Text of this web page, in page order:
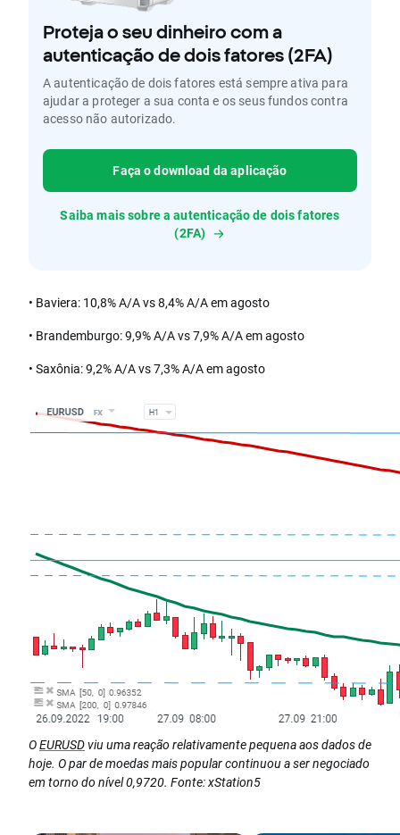
Proteja o seu dinheiro com a
autenticação de dois fatores (2FA)
A autenticação de dois fatores está sempre ativa para
ajudar a proteger a sua conta e os seus fundos contra
acesso não autorizado.
Faça o download da aplicação
Saiba mais sobre a autenticação de dois fatores
(2FA)
• Baviera: 10,8% A/A vs 8,4% A/A em agosto
• Brandemburgo: 9,9% A/A vs 7,9% A/A em agosto
• Saxônia: 9,2% A/A vs 7,3% A/A em agosto
OEURUSDviu uma reação relativamente pequena aos dados de
hoje. O par de moedas mais popular continuou a ser negociado
em torno do nível 0,9720. Fonte: xStation5